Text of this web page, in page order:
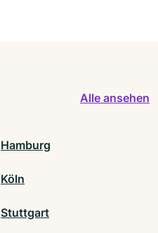
Alle ansehen
Hamburg
Köln
Stuttgart